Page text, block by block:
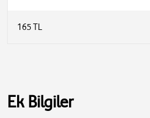
165 TL
Ek Bilgiler